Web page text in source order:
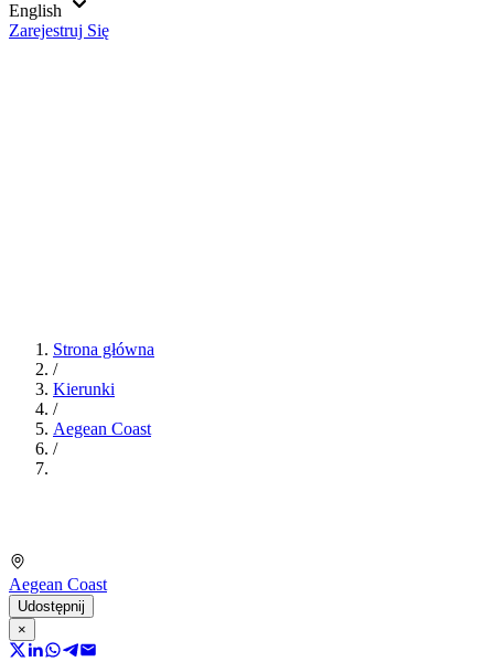
English
Zarejestruj Się
Strona główna
/
Kierunki
/
Aegean Coast
/
Aegean Coast
Udostępnij
×